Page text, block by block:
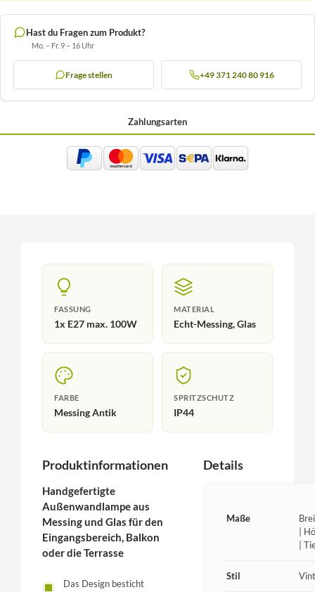
Hast du Fragen zum Produkt?
Mo. – Fr. 9 – 16 Uhr
Frage stellen +49 371 240 80 916
Zahlungsarten
FASSUNG
1x E27 max. 100W
MATERIAL
Echt-Messing, Glas
FARBE
Messing Antik
SPRITZSCHUTZ
IP44
Produktinformationen
Handgefertigte
Außenwandlampe aus
Messing und Glas für den
Eingangsbereich, Balkon
oder die Terrasse
Das Design besticht
Details
Maße
|
|
Stil